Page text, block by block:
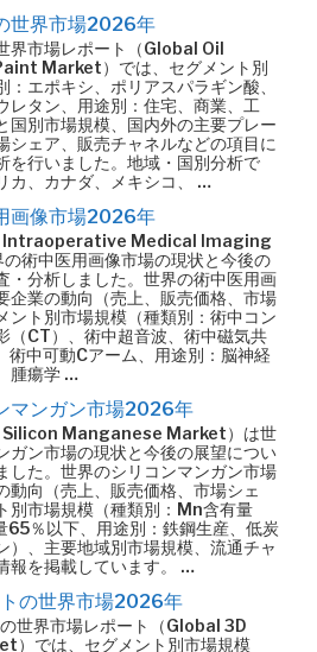
世界市場2026年
界市場レポート（Global Oil
Market）では、セグメント別
：エポキシ、ポリアスパラギン酸、
レタン、用途別：住宅、商業、工
国別市場規模、国内外の主要プレー
シェア、販売チャネルなどの項目に
を行いました。地域・国別分析で
カ、カナダ、メキシコ、 …
画像市場2026年
Intraoperative Medical Imaging
術中医用画像市場の現状と今後の
・分析しました。世界の術中医用画
企業の動向（売上、販売価格、市場
ント別市場規模（種類別：術中コン
（CT）、術中超音波、術中磁気共
術中可動Cアーム、用途別：脳神経
腫瘍学 …
マンガン市場2026年
Silicon Manganese Market）は世
ガン市場の現状と今後の展望につい
した。世界のシリコンマンガン市場
動向（売上、販売価格、市場シェ
別市場規模（種類別：Mn含有量
％以下、用途別：鉄鋼生産、低炭
）、主要地域別市場規模、流通チャ
報を掲載しています。 …
の世界市場2026年
世界市場レポート（Global 3D
では、セグメント別市場規模